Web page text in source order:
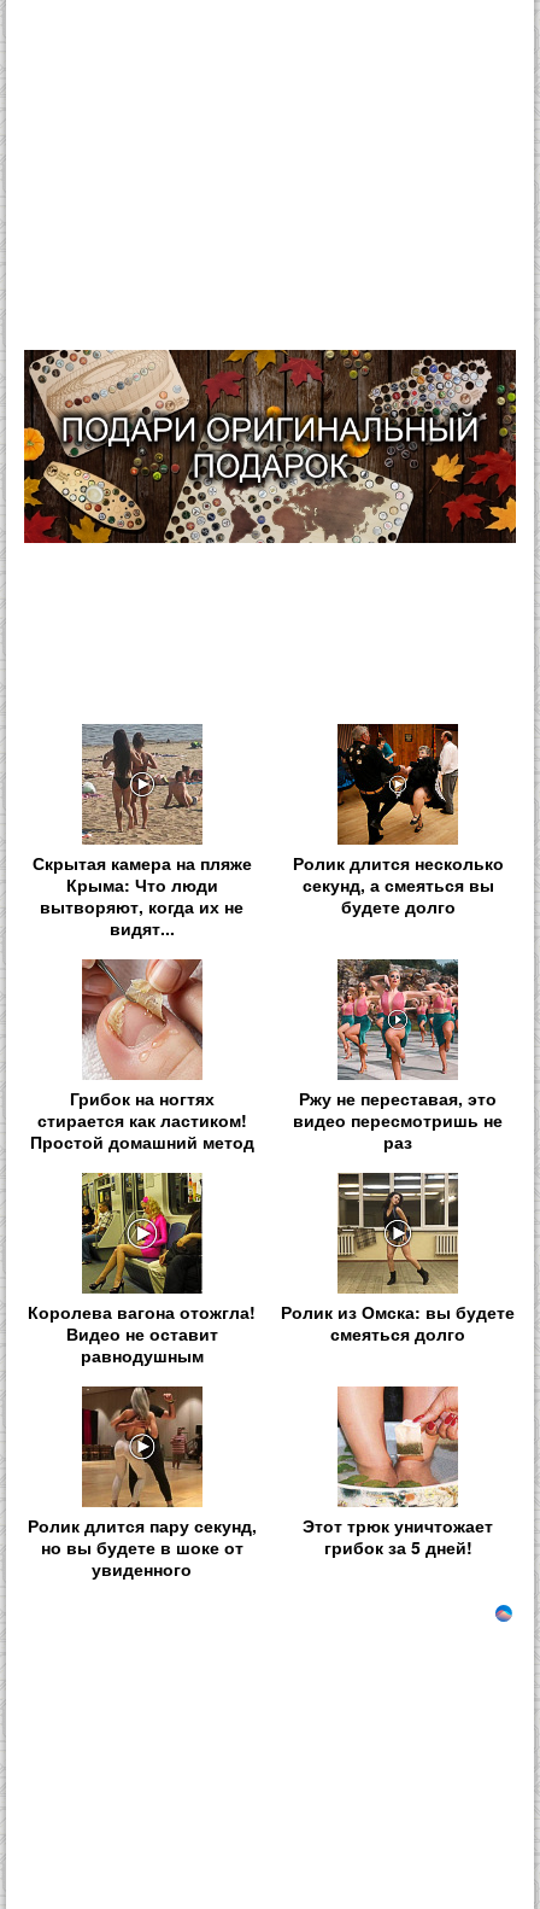
Скрытая камера на пляже
Крыма: Что люди
вытворяют, когда их не
видят...
Ролик длится несколько
секунд, а смеяться вы
будете долго
Грибок на ногтях
стирается как ластиком!
Простой домашний метод
Ржу не переставая, это
видео пересмотришь не
раз
Королева вагона отожгла!
Видео не оставит
равнодушным
Ролик из Омска: вы будете
смеяться долго
Ролик длится пару секунд,
но вы будете в шоке от
увиденного
Этот трюк уничтожает
грибок за 5 дней!